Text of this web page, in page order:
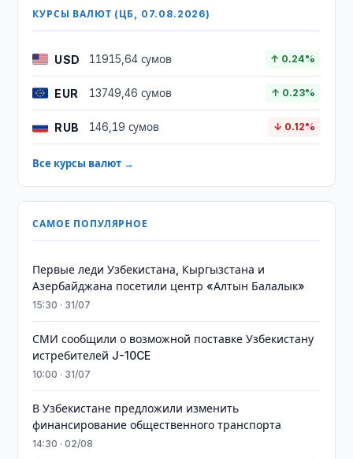
КУРСЫ ВАЛЮТ (ЦБ, 07.08.2026)
USD 11915,64 сумов ↑ 0.24%
EUR 13749,46 сумов ↑ 0.23%
RUB 146,19 сумов ↓ 0.12%
Все курсы валют →
САМОЕ ПОПУЛЯРНОЕ
Первые леди Узбекистана, Кыргызстана и
Азербайджана посетили центр «Алтын Балалык»
15:30 · 31/07
СМИ сообщили о возможной поставке Узбекистану
истребителей J-10CE
10:00 · 31/07
В Узбекистане предложили изменить
финансирование общественного транспорта
14:30 · 02/08